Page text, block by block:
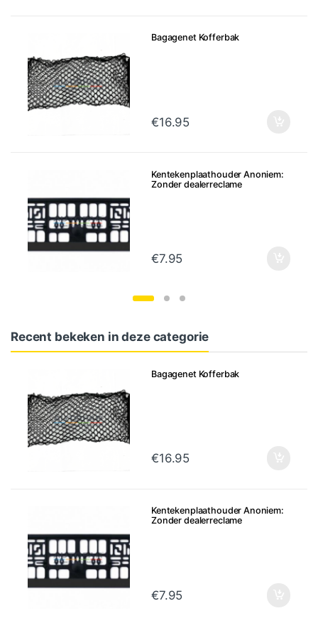
Bagagenet Kofferbak
€16.95
Kentekenplaathouder Anoniem:
Zonder dealerreclame
€7.95
Recent bekeken in deze categorie
Bagagenet Kofferbak
€16.95
Kentekenplaathouder Anoniem:
Zonder dealerreclame
€7.95